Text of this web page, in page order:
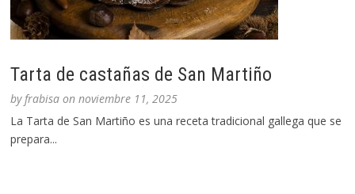
Tarta de castañas de San Martiño
byfrabisa onnoviembre 11, 2025
La Tarta de San Martiño es una receta tradicional gallega que se
prepara...